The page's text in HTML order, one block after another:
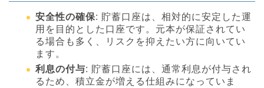
安全性の確保: 貯蓄口座は、相対的に安定した運
用を目的とした口座です。元本が保証されてい
る場合も多く、リスクを抑えたい方に向いてい
ます。
利息の付与: 貯蓄口座には、通常利息が付与され
るため、積立金が増える仕組みになっていま